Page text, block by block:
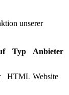
unserer
Typ Anbieter
HTML Website